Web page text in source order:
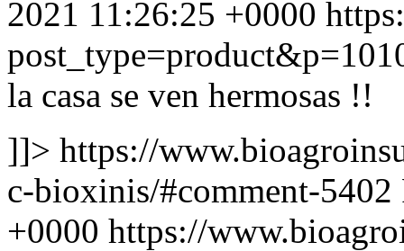
2021 11:26:25 +0000
la casa se ven hermosas !!
]]> https://
c-bioxinis/#comment-5402
+0000 https://